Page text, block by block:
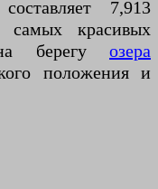
7,913
красивых
берегу озера
положения и